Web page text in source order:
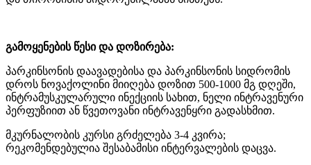
გამოყენების წესი და დოზირება:
პარკინსონის დაავადებისა და პარკინსონის სიდრომის
დროს ნოვაქოლინი მიიღება დოზით 500-1000 მგ დღეში,
ინტრამუსკულარული ინექციის სახით, ნელი ინტრავენური
პერფუზიით ან წვეთოვანი ინტრავენყრი გადასხმით.
მკურნალობის კურსი გრძელება 3-4 კვირა;
რეკომენდებულია შესაბამისი ინტერვალების დაცვა.